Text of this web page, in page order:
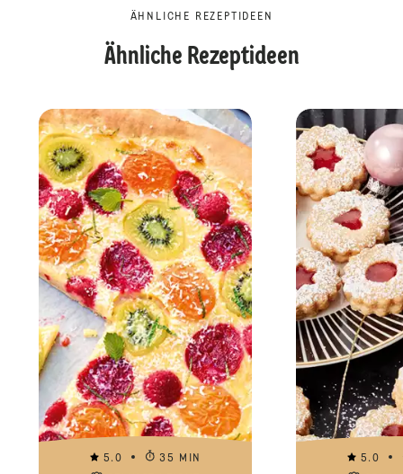
ÄHNLICHE REZEPTIDEEN
Ähnliche Rezeptideen
5.0
35 MIN
5.0